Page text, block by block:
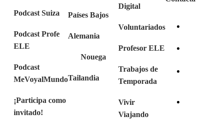
Podcast Suiza
Podcast Profe
ELE
Podcast
MeVoyalMundo
¡Participa como
invitado!
Países Bajos
Alemania
Nouega
Tailandia
Digital
Voluntariados
Profesor ELE
Trabajos de
Temporada
Vivir
Viajando